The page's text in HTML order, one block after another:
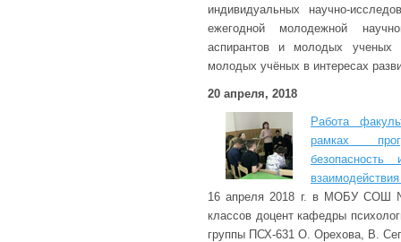
индивидуальных научно-
ежегодной молодежной
аспирантов и молодых ученых
молодых учёных в интересах
20 апреля, 2018
Работа
рамках
безопасность
16 апреля 2018 г. в МОБУ СОШ
классов доцент кафедры
группы ПСХ-631 О. Орехова, В.